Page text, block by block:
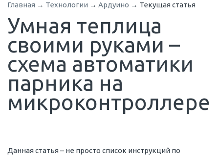
Главная → Технологии → Ардуино → Текущая статья
Умная теплица
своими руками –
схема автоматики
парника на
микроконтроллере
Данная статья – не просто список инструкций по